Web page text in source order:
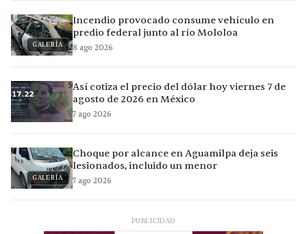
GALERÍA
Incendio provocado consume vehículo en
predio federal junto al río Mololoa
8 ago 2026
Así cotiza el precio del dólar hoy viernes 7 de
agosto de 2026 en México
7 ago 2026
GALERÍA
Choque por alcance en Aguamilpa deja seis
lesionados, incluido un menor
7 ago 2026
PUBLICIDAD